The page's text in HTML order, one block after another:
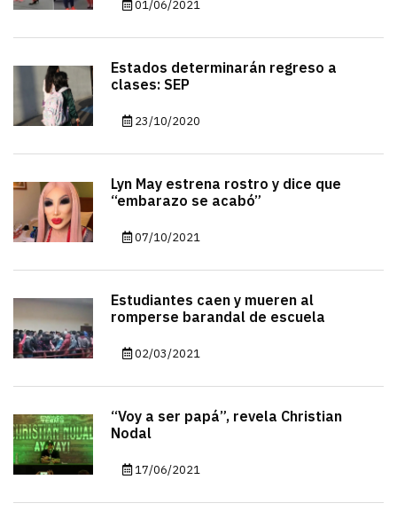
01/06/2021
Estados determinarán regreso a
clases: SEP
23/10/2020
Lyn May estrena rostro y dice que
“embarazo se acabó”
07/10/2021
Estudiantes caen y mueren al
romperse barandal de escuela
02/03/2021
“Voy a ser papá”, revela Christian
Nodal
17/06/2021